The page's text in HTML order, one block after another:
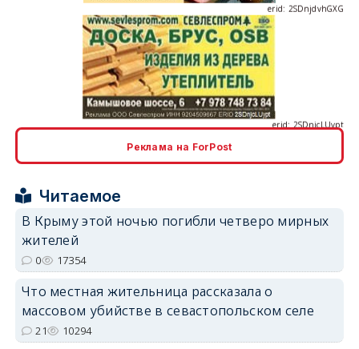
Реклама на ForPost
Читаемое
В Крыму этой ночью погибли четверо мирных
жителей
0 17354
Что местная жительница рассказала о
массовом убийстве в севастопольском селе
21 10294